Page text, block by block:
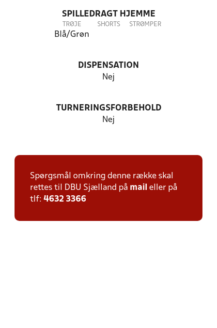
SPILLEDRAGT HJEMME
TRØJE
Blå/Grøn
SHORTS STRØMPER
DISPENSATION
Nej
TURNERINGSFORBEHOLD
Nej
Spørgsmål omkring denne række skal
rettes til DBU Sjælland på mail eller på
tlf: 4632 3366